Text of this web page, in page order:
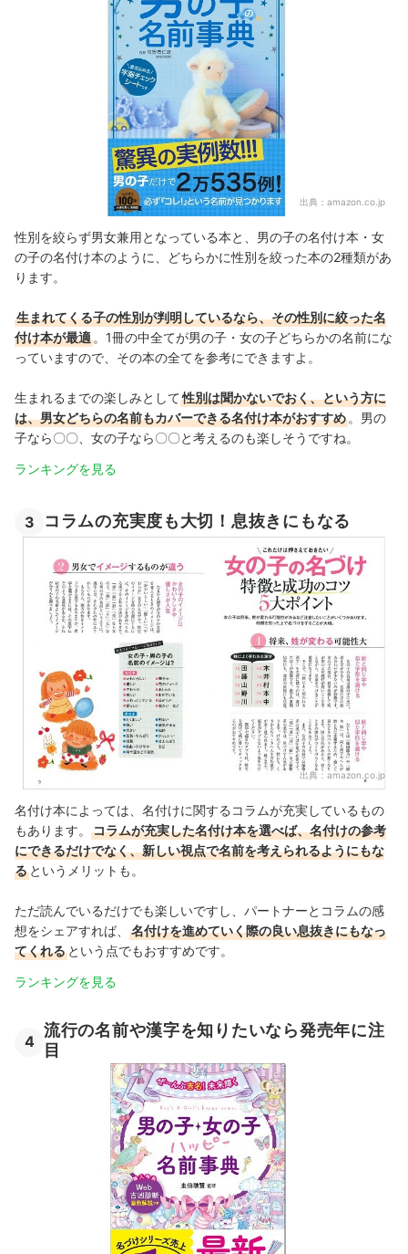
出典： amazon.co.jp
性別を絞らず男女兼用となっている本と、男の子の名付け本・女
の子の名付け本のように、どちらかに性別を絞った本の2種類があ
ります。
生まれてくる子の性別が判明しているなら、その性別に絞った名
付け本が最適 。1冊の中全てが男の子・女の子どちらかの名前にな
っていますので、その本の全てを参考にできますよ。
生まれるまでの楽しみとして性別は聞かないでおく、という方に
は、男女どちらの名前もカバーできる名付け本がおすすめ 。男の
子なら〇〇、女の子なら〇〇と考えるのも楽しそうですね。
ランキングを見る
3 コラムの充実度も大切！息抜きにもなる
出典： amazon.co.jp
名付け本によっては、名付けに関するコラムが充実しているもの
もあります。
コラムが充実した名付け本を選べば、名付けの参考
にできるだけでなく、新しい視点で名前を考えられるようにもな
る というメリットも。
ただ読んでいるだけでも楽しいですし、パートナーとコラムの感
想をシェアすれば、
名付けを進めていく際の良い息抜きにもなっ
てくれる という点でもおすすめです。
ランキングを見る
4
流行の名前や漢字を知りたいなら発売年に注
目